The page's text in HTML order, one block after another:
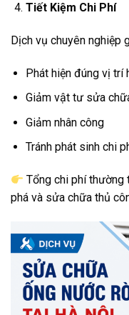
Tiết Kiệm Chi Phí
Dịch vụ chuyên nghiệp
Phát hiện đúng vị trí
Giảm vật tư sửa
Giảm nhân công
Tránh phát sinh chi
Tổng chi phí thường
phá và sửa chữa thủ